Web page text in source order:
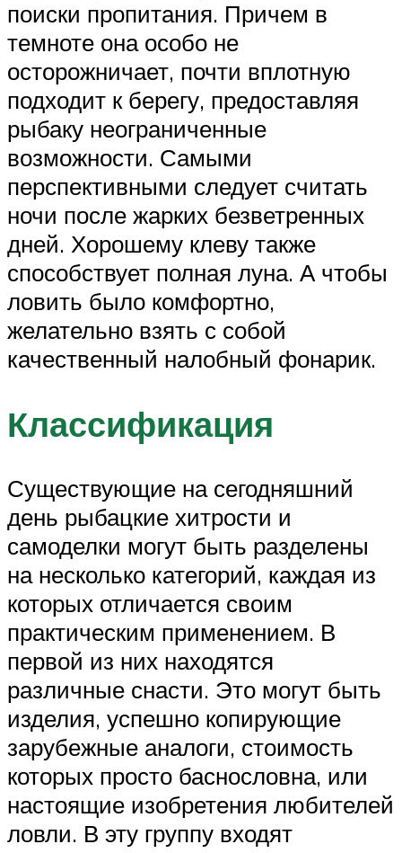
поиски пропитания. Причем в
темноте она особо не
осторожничает, почти вплотную
подходит к берегу, предоставляя
рыбаку неограниченные
возможности. Самыми
перспективными следует считать
ночи после жарких безветренных
дней. Хорошему клеву также
способствует полная луна. А чтобы
ловить было комфортно,
желательно взять с собой
качественный налобный фонарик.
Классификация
Существующие на сегодняшний
день рыбацкие хитрости и
самоделки могут быть разделены
на несколько категорий, каждая из
которых отличается своим
практическим применением. В
первой из них находятся
различные снасти. Это могут быть
изделия, успешно копирующие
зарубежные аналоги, стоимость
которых просто баснословна, или
настоящие изобретения любителей
ловли. В эту группу входят